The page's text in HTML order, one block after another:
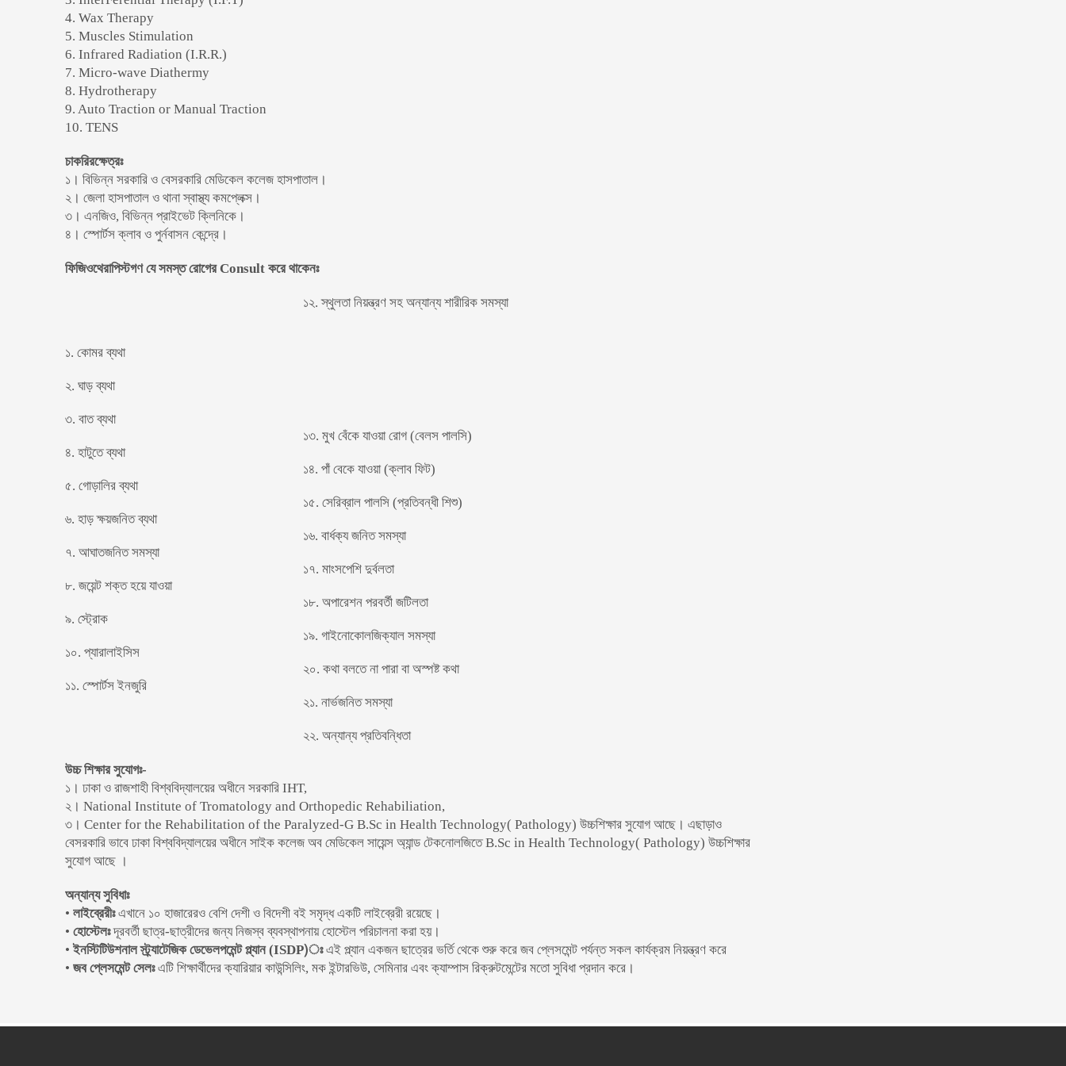
4. Wax Therapy
5. Muscles Stimulation
6. Infrared Radiation (I.R.R.)
7. Micro-wave Diathermy
8. Hydrotherapy
9. Auto Traction or Manual Traction
10. TENS
চাকরিরক্ষেত্রঃ
১। বিভিন্ন সরকারি ও বেসরকারি মেডিকেল কলেজ হাসপাতাল।
২। জেলা হাসপাতাল ও থানা স্বাস্থ্য কমপ্লেক্স।
৩। এনজিও, বিভিন্ন প্রাইভেট ক্লিনিকে।
৪। স্পোর্টস ক্লাব ও পুর্নবাসন কেন্দ্রে।
ফিজিওথেরাপিস্টগণ যে সমস্ত রোগের Consult করে থাকেনঃ
১. কোমর ব্যথা
২. ঘাড় ব্যথা
৩. বাত ব্যথা
৪. হাটুতে ব্যথা
৫. গোড়ালির ব্যথা
৬. হাড় ক্ষয়জনিত ব্যথা
৭. আঘাতজনিত সমস্যা
৮. জয়েন্ট শক্ত হয়ে যাওয়া
৯. স্ট্রোক
১০. প্যারালাইসিস
১১. স্পোর্টস ইনজুরি
১২. স্থুলতা নিয়ন্ত্রণ সহ অন্যান্য শারীরিক সমস্যা
১৩. মুখ বেঁকে যাওয়া রোগ (বেলস পালসি)
১৪. পাঁ বেকে যাওয়া (ক্লাব ফিট)
১৫. সেরিব্রাল পালসি (প্রতিবন্ধী শিশু)
১৬. বার্ধক্য জনিত সমস্যা
১৭. মাংসপেশি দুর্বলতা
১৮. অপারেশন পরবর্তী জটিলতা
১৯. গাইনোকোলজিক্যাল সমস্যা
২০. কথা বলতে না পারা বা অস্পষ্ট কথা
২১. নার্ভজনিত সমস্যা
২২. অন্যান্য প্রতিবন্ধিতা
উচ্চ শিক্ষার সুযোগঃ-
১। ঢাকা ও রাজশাহী বিশ্ববিদ্যালয়ের অধীনে সরকারি IHT,
২। National Institute of Tromatology and Orthopedic Rehabiliation,
৩। Center for the Rehabilitation of the Paralyzed-G B.Sc in Health Technology( Pathology) উচ্চশিক্ষার সুযোগ আছে। এছাড়াও
বেসরকারি ভাবে ঢাকা বিশ্ববিদ্যালয়ের অধীনে সাইক কলেজ অব মেডিকেল সায়েন্স অ্যান্ড টেকনোলজিতে B.Sc in Health Technology( Pathology) উচ্চশিক্ষার
সুযোগ আছে ।
অন্যান্য সুবিধাঃ
•লাইব্রেরীঃএখানে ১০ হাজারেরও বেশি দেশী ও বিদেশী বই সমৃদ্ধ একটি লাইব্রেরী রয়েছে।
•হোস্টেলঃদূরবর্তী ছাত্র-ছাত্রীদের জন্য নিজস্ব ব্যবস্থাপনায় হোস্টেল পরিচালনা করা হয়।
•ইনস্টিটিউশনাল স্ট্র্যাটেজিক ডেভেলপমেন্ট প্ল্যান (ISDP)ঃএই প্ল্যান একজন ছাত্রের ভর্তি থেকে শুরু করে জব প্লেসমেন্ট পর্যন্ত সকল কার্যক্রম নিয়ন্ত্রণ করে
•জব প্লেসমেন্ট সেলঃএটি শিক্ষার্থীদের ক্যারিয়ার কাউন্সিলিং, মক ইন্টারভিউ, সেমিনার এবং ক্যাম্পাস রিক্রুটমেন্টের মতো সুবিধা প্রদান করে।